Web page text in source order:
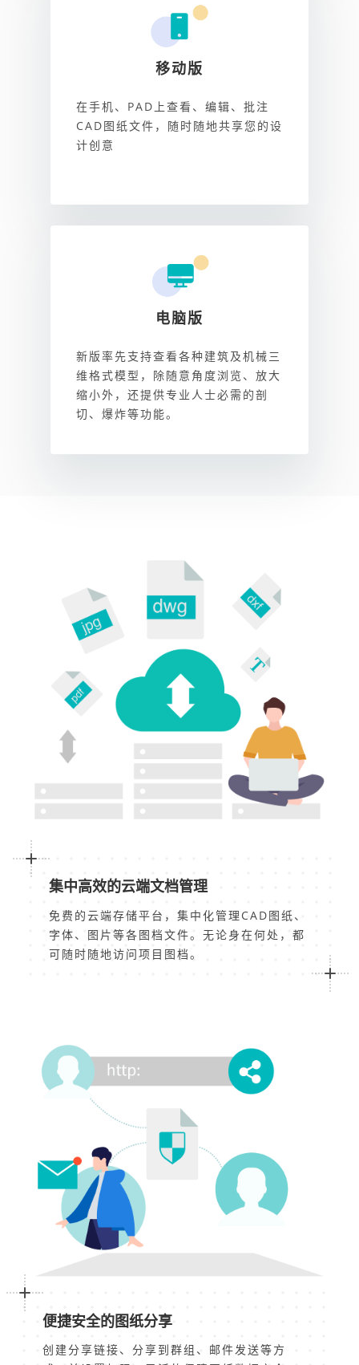
移动版
在手机、PAD上查看、编辑、批注
CAD图纸文件，随时随地共享您的设
计创意
电脑版
新版率先支持查看各种建筑及机械三
维格式模型，除随意角度浏览、放大
缩小外，还提供专业人士必需的剖
切、爆炸等功能。
集中高效的云端文档管理
免费的云端存储平台，集中化管理CAD图纸、
字体、图片等各图档文件。无论身在何处，都
可随时随地访问项目图档。
便捷安全的图纸分享
创建分享链接、分享到群组、邮件发送等方